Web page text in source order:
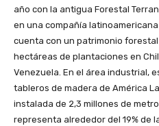
año con la antigua Forestal
en una compañía
cuenta con un patrimonio
hectáreas de plantaciones en
Venezuela. En el área industrial,
tableros de madera de América
instalada de 2,3 millones de
representa alrededor del 19% de